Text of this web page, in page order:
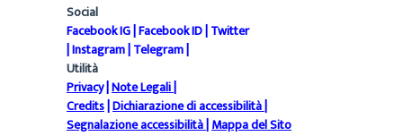
Social
Facebook IG|Facebook ID|Twitter
|Instagram|Telegram|
Utilità
Privacy|Note Legali|
Credits|Dichiarazione di accessibilità|
Segnalazione accessibilità|Mappa del Sito